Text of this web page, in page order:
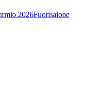
2026Fuorisalone